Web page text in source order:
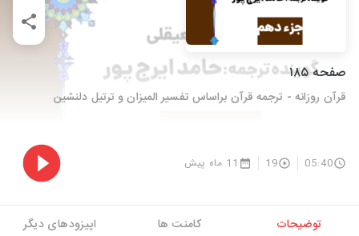
صفحه ۱۸۵
قرآن روزانه - ترجمه قرآن براساس تفسیر المیزان و ترتیل دلنشین
05:40
19 11 ماه پیش
توضیحات کامنت ها اپیزودهای دیگر